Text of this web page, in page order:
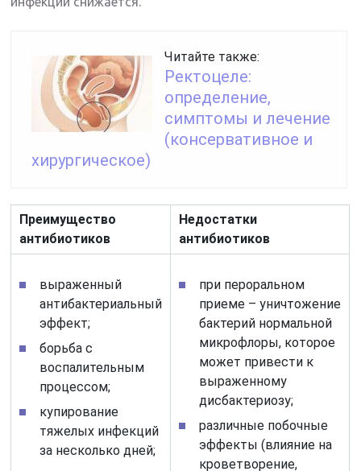
Читайте также:
Ректоцеле:
определение,
симптомы и лечение
(консервативное и
хирургическое)
Преимущество
антибиотиков
Недостатки
антибиотиков
выраженный
антибактериальный
эффект;
борьба с
воспалительным
процессом;
купирование
тяжелых инфекций
за несколько дней;
при пероральном
приеме – уничтожение
бактерий нормальной
микрофлоры, которое
может привести к
выраженному
дисбактериозу;
различные побочные
эффекты (влияние на
кроветворение,